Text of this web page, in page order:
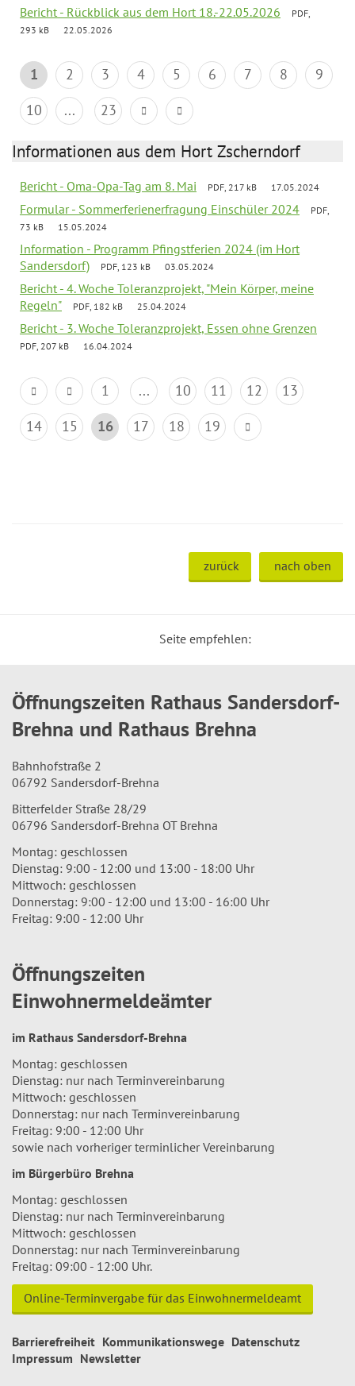
Bericht - Rückblick aus dem Hort 18.-22.05.2026
PDF,
293 kB
22.05.2026
1 2 3 4 5 6 7 8
9
10
... 23
Informationen aus dem Hort Zscherndorf
Bericht - Oma-Opa-Tag am 8. Mai PDF, 217 kB 17.05.2024
Formular - Sommerferienerfragung Einschüler 2024
PDF,
73 kB
15.05.2024
Information - Programm Pfingstferien 2024 (im Hort
Sandersdorf)
PDF, 123 kB 03.05.2024
Bericht - 4. Woche Toleranzprojekt, "Mein Körper, meine
Regeln"
PDF, 182 kB 25.04.2024
Bericht - 3. Woche Toleranzprojekt, Essen ohne Grenzen
PDF, 207 kB 16.04.2024
1 ... 10 11 12
13
14
15 16 17 18 19
zurück nach oben
Seite empfehlen:
Öffnungszeiten Rathaus Sandersdorf-
Brehna und Rathaus Brehna
Bahnhofstraße 2
06792 Sandersdorf-Brehna
Bitterfelder Straße 28/29
06796 Sandersdorf-Brehna OT Brehna
Montag: geschlossen
Dienstag: 9:00 - 12:00 und 13:00 - 18:00 Uhr
Mittwoch: geschlossen
Donnerstag: 9:00 - 12:00 und 13:00 - 16:00 Uhr
Freitag: 9:00 - 12:00 Uhr
Öffnungszeiten
Einwohnermeldeämter
im Rathaus Sandersdorf-Brehna
Montag: geschlossen
Dienstag: nur nach Terminvereinbarung
Mittwoch: geschlossen
Donnerstag: nur nach Terminvereinbarung
Freitag: 9:00 - 12:00 Uhr
sowie nach vorheriger terminlicher Vereinbarung
im Bürgerbüro Brehna
Montag: geschlossen
Dienstag: nur nach Terminvereinbarung
Mittwoch: geschlossen
Donnerstag: nur nach Terminvereinbarung
Freitag: 09:00 - 12:00 Uhr.
Online-Terminvergabe für das Einwohnermeldeamt
Barrierefreiheit Kommunikationswege Datenschutz
Impressum Newsletter